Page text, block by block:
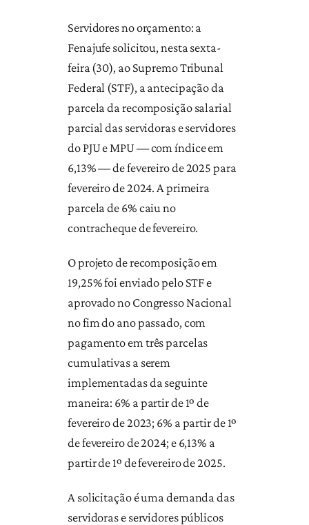
Servidores no orçamento: a
Fenajufe solicitou, nesta sexta-
feira (30), ao Supremo Tribunal
Federal (STF), a antecipação da
parcela da recomposição salarial
parcial das servidoras e servidores
do PJU e MPU — com índice em
6,13% — de fevereiro de 2025 para
fevereiro de 2024. A primeira
parcela de 6% caiu no
contracheque de fevereiro.
O projeto de recomposição em
19,25% foi enviado pelo STF e
aprovado no Congresso Nacional
no fim do ano passado, com
pagamento em três parcelas
cumulativas a serem
implementadas da seguinte
maneira: 6% a partir de 1º de
fevereiro de 2023; 6% a partir de 1º
de fevereiro de 2024; e 6,13% a
partir de 1º de fevereiro de 2025.
A solicitação é uma demanda das
servidoras e servidores públicos